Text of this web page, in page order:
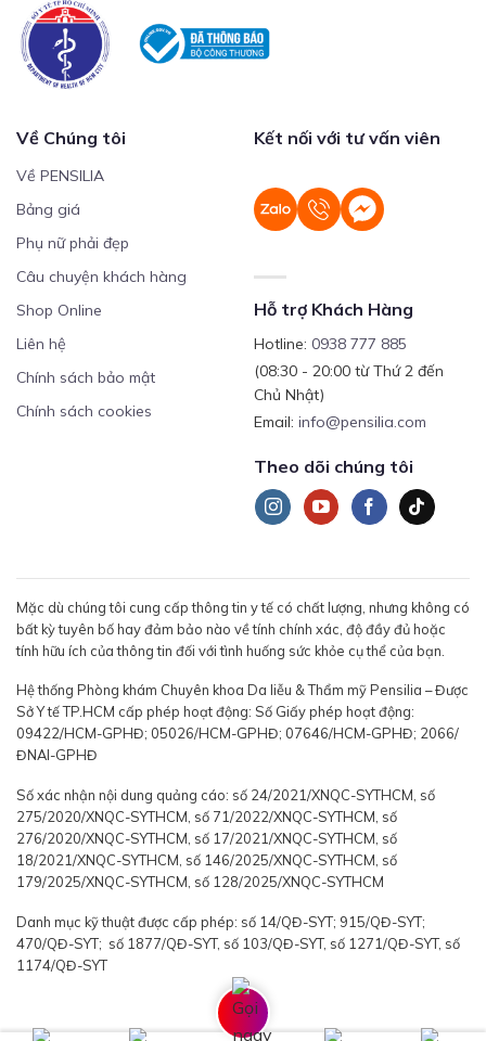
Về Chúng tôi
Về PENSILIA
Bảng giá
Phụ nữ phải đẹp
Câu chuyện khách hàng
Shop Online
Liên hệ
Chính sách bảo mật
Chính sách cookies
Kết nối với tư vấn viên
Hỗ trợ Khách Hàng
Hotline: 0938 777 885
(08:30 - 20:00 từ Thứ 2 đến
Chủ Nhật)
Email: info@pensilia.com
Theo dõi chúng tôi
Mặc dù chúng tôi cung cấp thông tin y tế có chất lượng, nhưng không có
bất kỳ tuyên bố hay đảm bảo nào về tính chính xác, độ đầy đủ hoặc
tính hữu ích của thông tin đối với tình huống sức khỏe cụ thể của bạn.
Hệ thống Phòng khám Chuyên khoa Da liễu & Thẩm mỹ Pensilia – Được
Sở Y tế TP.HCM cấp phép hoạt động: Số Giấy phép hoạt động:
09422/HCM-GPHĐ; 05026/HCM-GPHĐ; 07646/HCM-GPHĐ; 2066/
ĐNAI-GPHĐ
Số xác nhận nội dung quảng cáo: số 24/2021/XNQC-SYTHCM, số
275/2020/XNQC-SYTHCM, số 71/2022/XNQC-SYTHCM, số
276/2020/XNQC-SYTHCM, số 17/2021/XNQC-SYTHCM, số
18/2021/XNQC-SYTHCM, số 146/2025/XNQC-SYTHCM, số
179/2025/XNQC-SYTHCM, số 128/2025/XNQC-SYTHCM
Danh mục kỹ thuật được cấp phép: số 14/QĐ-SYT; 915/QĐ-SYT;
470/QĐ-SYT; số 1877/QĐ-SYT, số 103/QĐ-SYT, số 1271/QĐ-SYT, số
1174/QĐ-SYT